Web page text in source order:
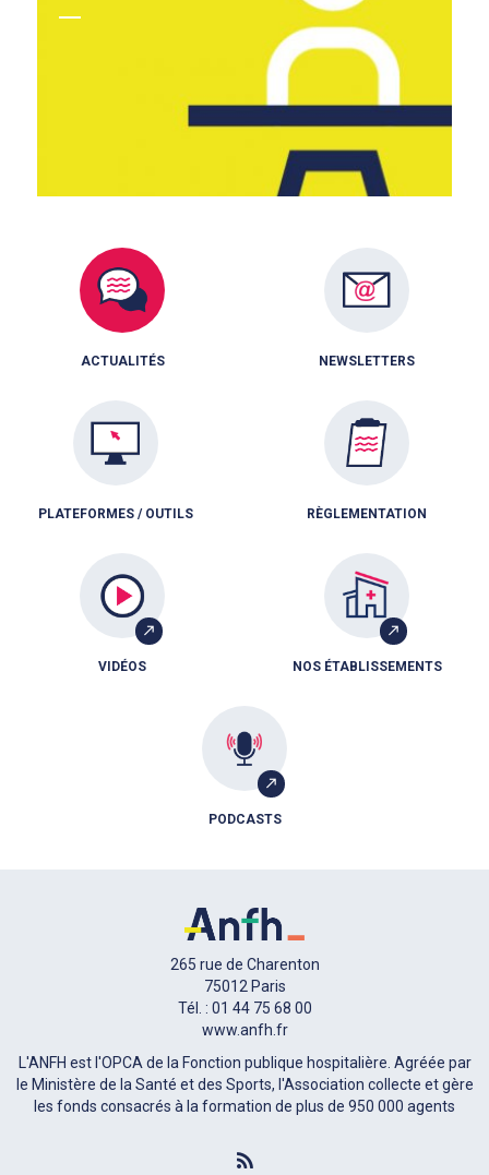
ACTUALITÉS NEWSLETTERS
PLATEFORMES / OUTILS RÈGLEMENTATION
VIDÉOS NOS ÉTABLISSEMENTS
PODCASTS
265 rue de Charenton
75012 Paris
Tél. : 01 44 75 68 00
www.anfh.fr
L'ANFH est l'OPCA de la Fonction publique hospitalière. Agréée par
le Ministère de la Santé et des Sports, l'Association collecte et gère
les fonds consacrés à la formation de plus de 950 000 agents